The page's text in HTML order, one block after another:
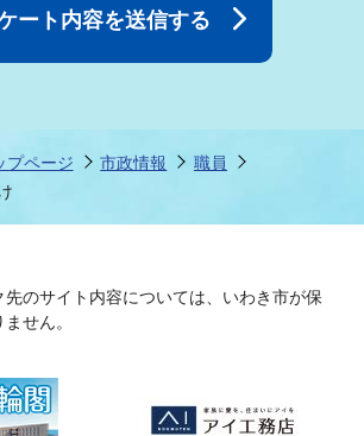
プページ 市政情報
職員
のサイト内容については、いわき市が保
せん。